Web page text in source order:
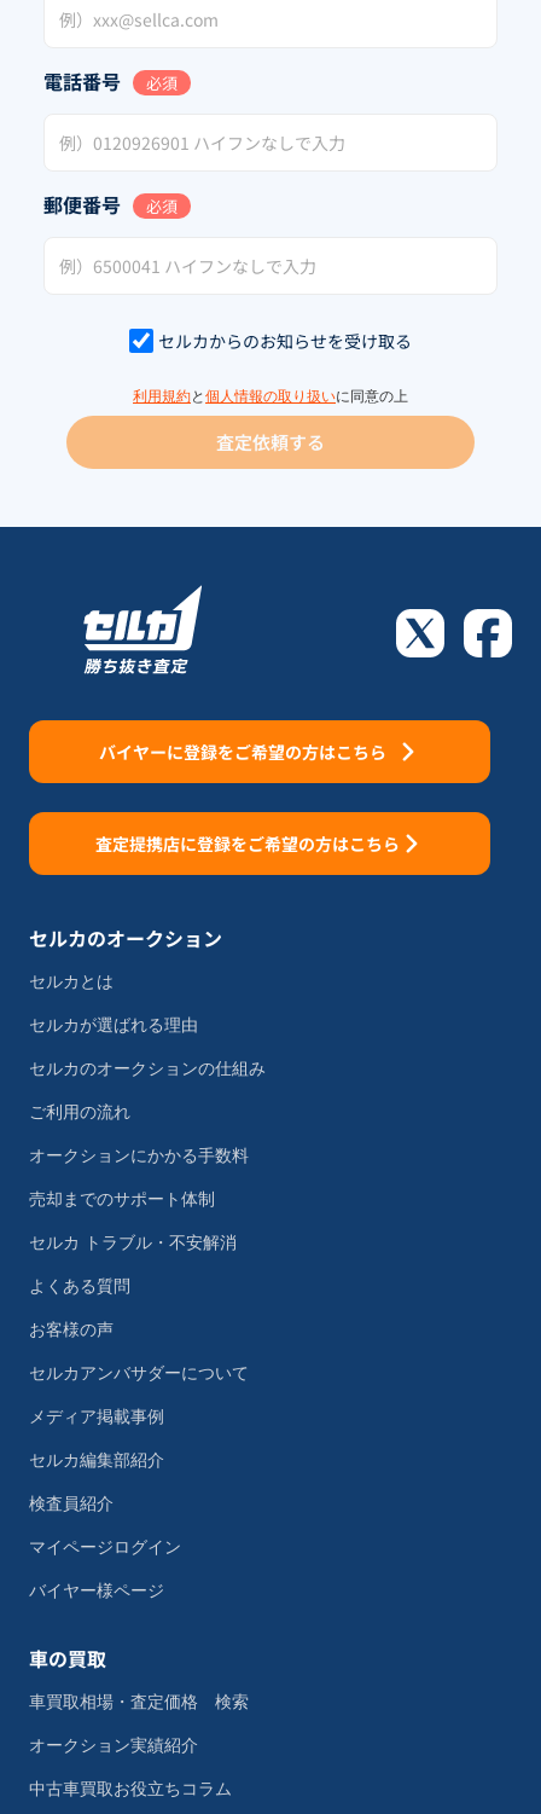
電話番号 必須
郵便番号 必須
セルカからのお知らせを受け取る
利用規約と 個人情報の取り扱いに同意の上
査定依頼する
バイヤーに登録をご希望の方はこちら
査定提携店に登録をご希望の方はこちら
セルカのオークション
セルカとは
セルカが選ばれる理由
セルカのオークションの仕組み
ご利用の流れ
オークションにかかる手数料
売却までのサポート体制
セルカ トラブル・不安解消
よくある質問
お客様の声
セルカアンバサダーについて
メディア掲載事例
セルカ編集部紹介
検査員紹介
マイページログイン
バイヤー様ページ
車の買取
車買取相場・査定価格 検索
オークション実績紹介
中古車買取お役立ちコラム